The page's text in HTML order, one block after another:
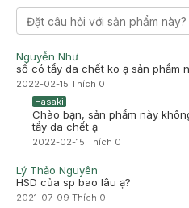
Nguyễn Như
số có tẩy da chết ko ạ sản phẩm
2022-02-15 Thích 0
Hasaki
Chào bạn, sản phẩm này
tẩy da chết ạ
2022-02-15 Thích 0
Lý Thảo Nguyên
HSD của sp bao lâu ạ?
2021-07-09 Thích 0